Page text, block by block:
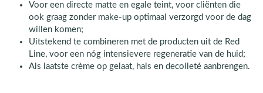
Voor een directe matte en egale teint, voor cliënten die
ook graag zonder make-up optimaal verzorgd voor de dag
willen komen;
Uitstekend te combineren met de producten uit de Red
Line, voor een nóg intensievere regeneratie van de huid;
Als laatste crème op gelaat, hals en decolleté aanbrengen.